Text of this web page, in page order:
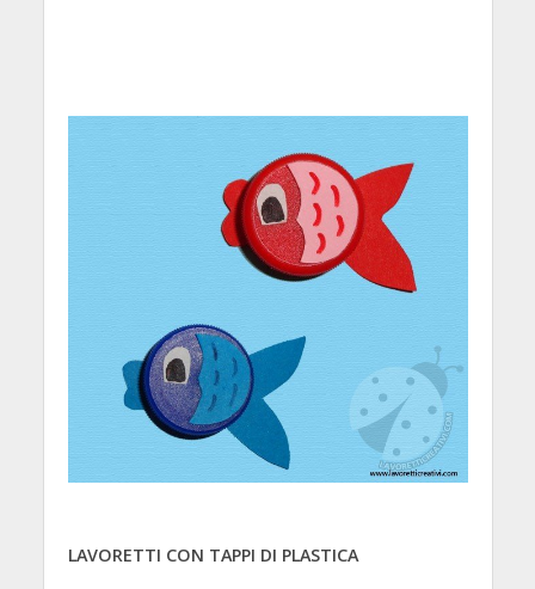
LAVORETTI CON TAPPI DI PLASTICA